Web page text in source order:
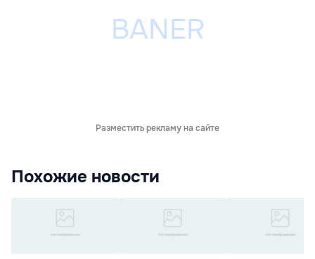
Разместить рекламу на сайте
Похожие новости